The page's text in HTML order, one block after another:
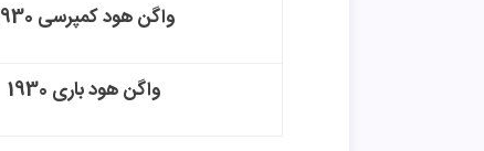
واگن هود کمپرسی 1930
واگن هود باری 1930